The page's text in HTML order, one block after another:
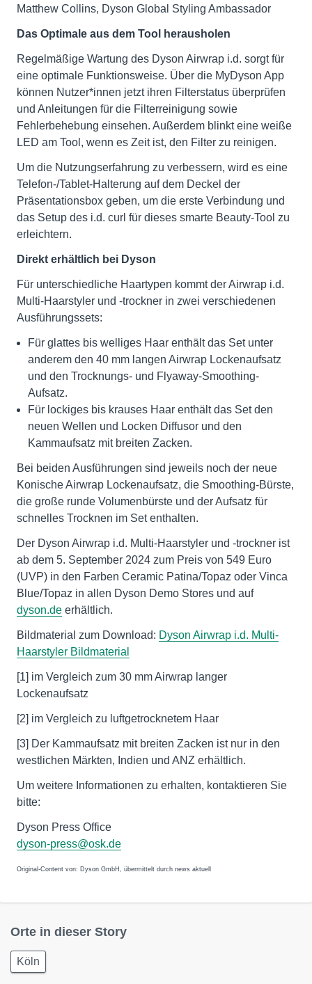
Matthew Collins, Dyson Global Styling Ambassador
Das Optimale aus dem Tool herausholen
Regelmäßige Wartung des Dyson Airwrap i.d. sorgt für
eine optimale Funktionsweise. Über die MyDyson App
können Nutzer*innen jetzt ihren Filterstatus überprüfen
und Anleitungen für die Filterreinigung sowie
Fehlerbehebung einsehen. Außerdem blinkt eine weiße
LED am Tool, wenn es Zeit ist, den Filter zu reinigen.
Um die Nutzungserfahrung zu verbessern, wird es eine
Telefon-/Tablet-Halterung auf dem Deckel der
Präsentationsbox geben, um die erste Verbindung und
das Setup des i.d. curl für dieses smarte Beauty-Tool zu
erleichtern.
Direkt erhältlich bei Dyson
Für unterschiedliche Haartypen kommt der Airwrap i.d.
Multi-Haarstyler und -trockner in zwei verschiedenen
Ausführungssets:
Für glattes bis welliges Haar enthält das Set unter
anderem den 40 mm langen Airwrap Lockenaufsatz
und den Trocknungs- und Flyaway-Smoothing-
Aufsatz.
Für lockiges bis krauses Haar enthält das Set den
neuen Wellen und Locken Diffusor und den
Kammaufsatz mit breiten Zacken.
Bei beiden Ausführungen sind jeweils noch der neue
Konische Airwrap Lockenaufsatz, die Smoothing-Bürste,
die große runde Volumenbürste und der Aufsatz für
schnelles Trocknen im Set enthalten.
Der Dyson Airwrap i.d. Multi-Haarstyler und -trockner ist
ab dem 5. September 2024 zum Preis von 549 Euro
(UVP) in den Farben Ceramic Patina/Topaz oder Vinca
Blue/Topaz in allen Dyson Demo Stores und auf
dyson.de erhältlich.
Bildmaterial zum Download: Dyson Airwrap i.d. Multi-
Haarstyler Bildmaterial
[1] im Vergleich zum 30 mm Airwrap langer
Lockenaufsatz
[2] im Vergleich zu luftgetrocknetem Haar
[3] Der Kammaufsatz mit breiten Zacken ist nur in den
westlichen Märkten, Indien und ANZ erhältlich.
Um weitere Informationen zu erhalten, kontaktieren Sie
bitte:
Dyson Press Office
dyson-press@osk.de
Original-Content von: Dyson GmbH, übermittelt durch news aktuell
Orte in dieser Story
Köln